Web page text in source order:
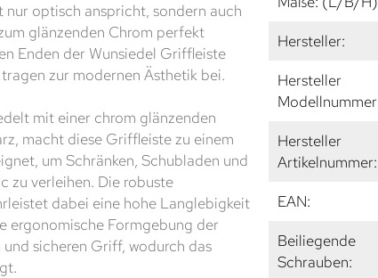
nur optisch anspricht, sondern auch
glänzenden Chrom perfekt
Enden der Wunsiedel Griffleiste
zur modernen Ästhetik bei.
mit einer chrom glänzenden
macht diese Griffleiste zu einem
um Schränken, Schubladen und
zu verleihen. Die robuste
dabei eine hohe Langlebigkeit
ergonomische Formgebung der
sicheren Griff, wodurch das
Hersteller:
Hersteller
Hersteller
Artikelnummer:
EAN:
Beiliegende
Schrauben: